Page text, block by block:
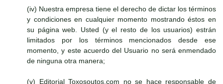
(iv) Nuestra empresa tiene el derecho de dictar los términos
y condiciones en cualquier momento mostrando éstos en
su página web. Usted (y el resto de los usuarios) estrán
limitados por los términos mencionados desde ese
momento, y este acuerdo del Usuario no será enmendado
de ninguna otra manera;
(v) Editorial Toxosoutos.com no se hace responsable de